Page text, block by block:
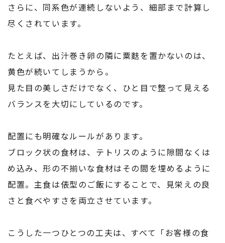
さらに、同系色が連続しないよう、細部まで計算し
尽くされています。
たとえば、出汁巻き卵の隣に粟麩を置かないのは、
黄色が続いてしまうから。
見た目の美しさだけでなく、ひと目で整って見える
バランスを大切にしているのです。
配置にも明確なルールがあります。
ブロック状の食材は、テトリスのように隙間なくは
め込み、形の不揃いな食材はその間を埋めるように
配置。主食は俵型のご飯にすることで、見栄えの良
さと食べやすさを両立させています。
こうした一つひとつの工夫は、すべて「お客様の食